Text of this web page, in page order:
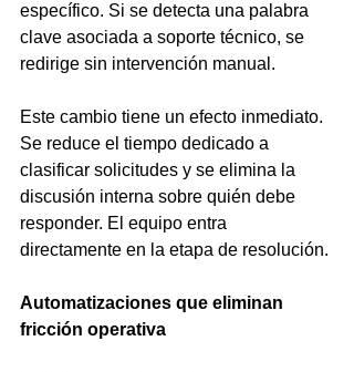
específico. Si se detecta una palabra
clave asociada a soporte técnico, se
redirige sin intervención manual.
Este cambio tiene un efecto inmediato.
Se reduce el tiempo dedicado a
clasificar solicitudes y se elimina la
discusión interna sobre quién debe
responder. El equipo entra
directamente en la etapa de resolución.
Automatizaciones que eliminan
fricción operativa